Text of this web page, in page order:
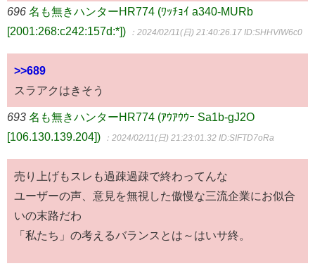
696 名も無きハンターHR774 (ﾜｯﾁｮｲ a340-MURb
[2001:268:c242:157d:*])
：2024/02/11(日) 21:40:26.17 ID:SHHVlW6c0
>>689
スラアクはきそう
693 名も無きハンターHR774 (ｱｳｱｳｳｰ Sa1b-gJ2O
[106.130.139.204])
：2024/02/11(日) 21:23:01.32 ID:SIFTD7oRa
売り上げもスレも過疎過疎で終わってんな
ユーザーの声、意見を無視した傲慢な三流企業にお似合
いの末路だわ
「私たち」の考えるバランスとは～はいサ終。